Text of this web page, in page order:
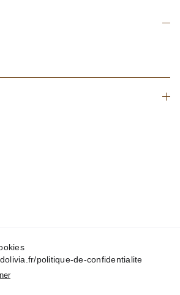
politique-de-confidentialite